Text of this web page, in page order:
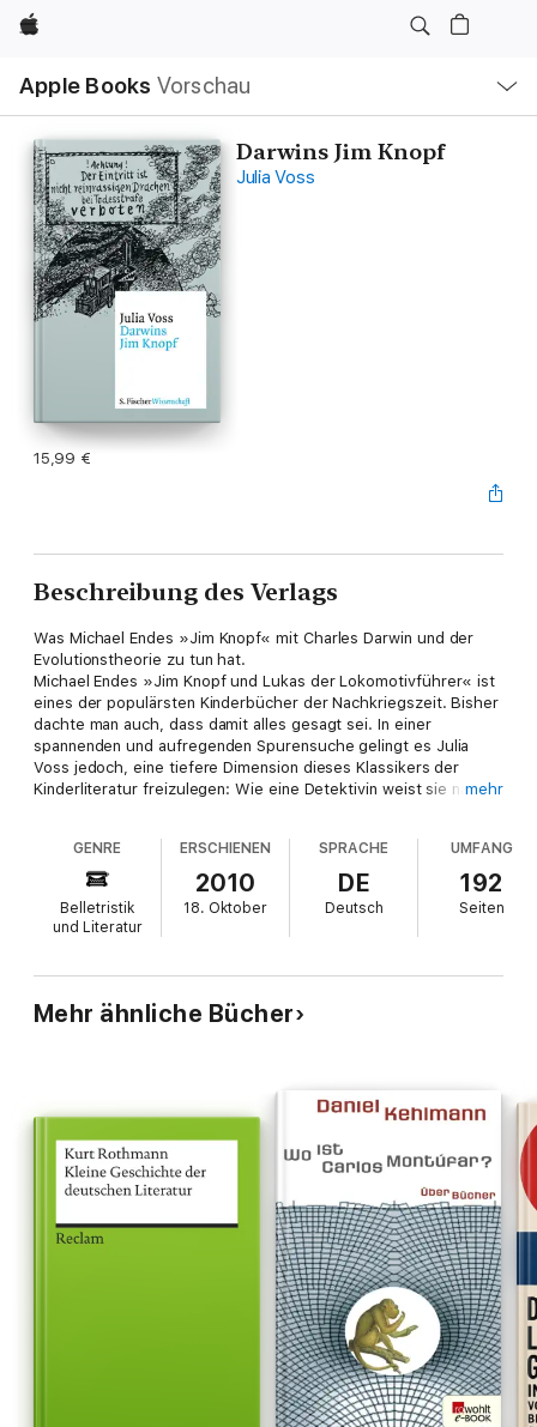
Apple
Apple Books Vorschau
Navigation
Menü
öffnen
Darwins Jim Knopf
Julia Voss
15,99 €
Beschreibung des Verlags
Was Michael Endes »Jim Knopf« mit Charles Darwin und der
Evolutionstheorie zu tun hat.
Michael Endes »Jim Knopf und Lukas der Lokomotivführer« ist
eines der populärsten Kinderbücher der Nachkriegszeit. Bisher
dachte man auch, dass damit alles gesagt sei. In einer
spannenden und aufregenden Spurensuche gelingt es Julia
Voss jedoch, eine tiefere Dimension dieses Klassikers der
Kinderliteratur freizulegen: Wie eine Detektivin weist sie nach,
viele, dass sich dahinter ein Plan verbergen muss. Diesen Plan
legt sie Schritt für Schritt frei und zeigt, dass Michael Endes
Buch mehr ist als das Produkt reiner eskapistischer Phantasie.
mehr
GENRE
Belletristik
und Literatur
ERSCHIENEN
2010
18. Oktober
SPRACHE
DE
Deutsch
UMFANG
192
Seiten
Mehr ähnliche Bücher